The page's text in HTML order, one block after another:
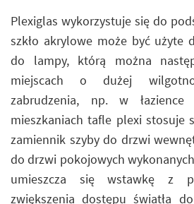
Plexiglas wykorzystuje się do
szkło akrylowe może być użyte
do lampy, którą można
miejscach o dużej
zabrudzenia, np. w
mieszkaniach tafle plexi stosuje
zamiennik szyby do drzwi
do drzwi pokojowych
umieszcza się wstawkę z
zwiększenia dostępu światła